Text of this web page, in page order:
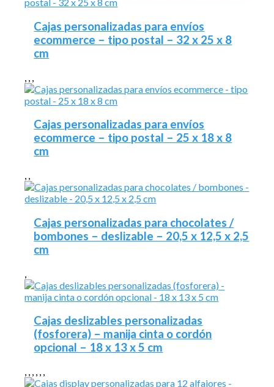
Cajas personalizadas para envíos
ecommerce – tipo postal – 32 x 25 x 8
cm
Cajas personalizadas para envíos
ecommerce – tipo postal – 25 x 18 x 8
cm
, ,
Cajas personalizadas para chocolates /
bombones – deslizable – 20,5 x 12,5 x 2,5
cm
Cajas deslizables personalizadas
(fosforera) – manija cinta o cordón
opcional – 18 x 13 x 5 cm
, , , , , ,